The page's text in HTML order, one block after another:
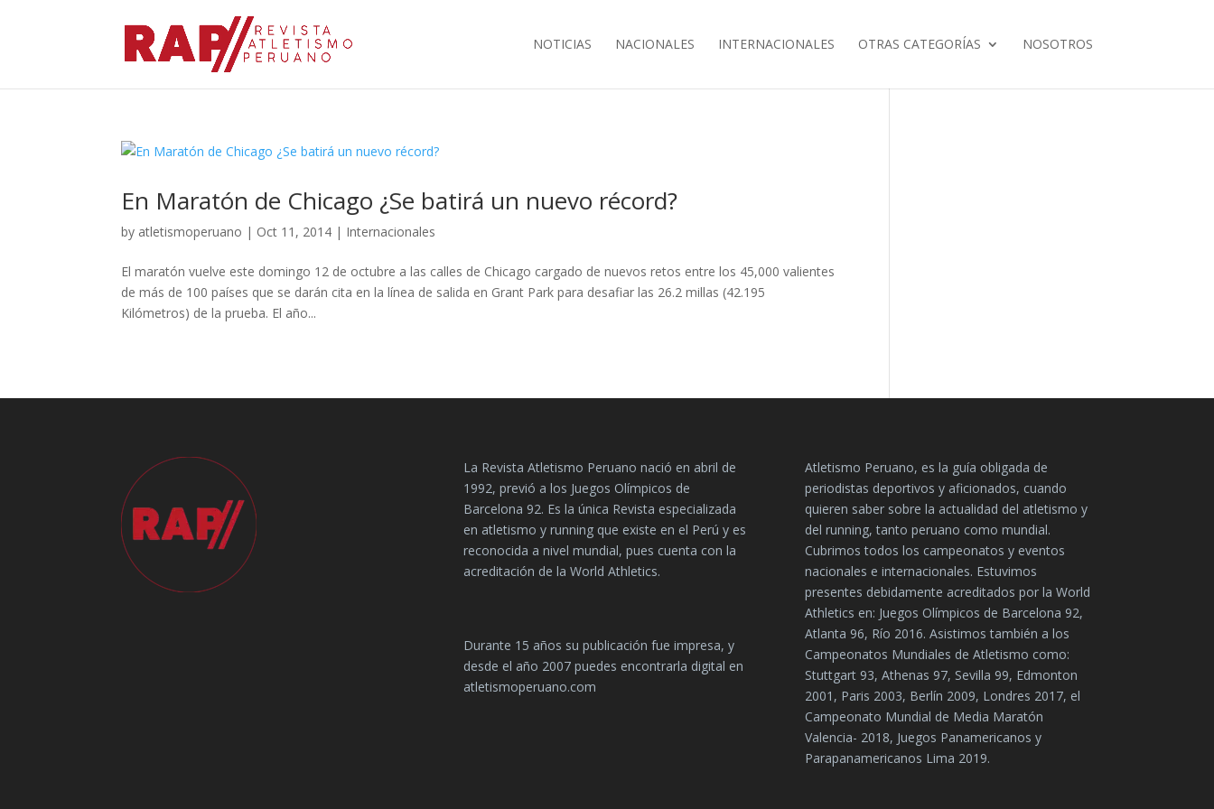
NOTICIAS NACIONALES INTERNACIONALES OTRAS CATEGORÍAS NOSOTROS
En Maratón de Chicago ¿Se batirá un nuevo récord?
by atletismoperuano | Oct 11, 2014 | Internacionales
El maratón vuelve este domingo 12 de octubre a las calles de Chicago cargado de nuevos retos entre los 45,000 valientes
de más de 100 países que se darán cita en la línea de salida en Grant Park para desafiar las 26.2 millas (42.195
Kilómetros) de la prueba. El año...
La Revista Atletismo Peruano nació en abril de
1992, previó a los Juegos Olímpicos de
Barcelona 92. Es la única Revista especializada
en atletismo y running que existe en el Perú y es
reconocida a nivel mundial, pues cuenta con la
acreditación de la World Athletics.
Durante 15 años su publicación fue impresa, y
desde el año 2007 puedes encontrarla digital en
atletismoperuano.com
Atletismo Peruano, es la guía obligada de
periodistas deportivos y aficionados, cuando
quieren saber sobre la actualidad del atletismo y
del running, tanto peruano como mundial.
Cubrimos todos los campeonatos y eventos
nacionales e internacionales. Estuvimos
presentes debidamente acreditados por la World
Athletics en: Juegos Olímpicos de Barcelona 92,
Atlanta 96, Río 2016. Asistimos también a los
Campeonatos Mundiales de Atletismo como:
Stuttgart 93, Athenas 97, Sevilla 99, Edmonton
2001, Paris 2003, Berlín 2009, Londres 2017, el
Campeonato Mundial de Media Maratón
Valencia- 2018, Juegos Panamericanos y
Parapanamericanos Lima 2019.